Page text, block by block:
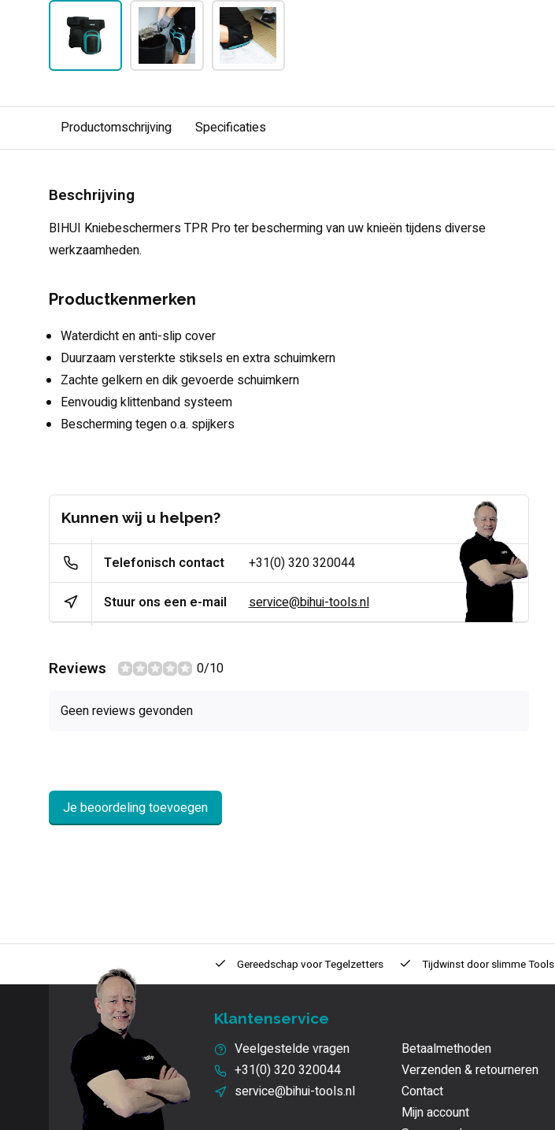
Productomschrijving Specificaties
Beschrijving
BIHUI Kniebeschermers TPR Pro ter bescherming van uw knieën tijdens diverse
werkzaamheden.
Productkenmerken
Waterdicht en anti-slip cover
Duurzaam versterkte stiksels en extra schuimkern
Zachte gelkern en dik gevoerde schuimkern
Eenvoudig klittenband systeem
Bescherming tegen o.a. spijkers
Kunnen wij u helpen?
Telefonisch contact +31(0) 320 320044
Stuur ons een e-mail service@bihui-tools.nl
Reviews 0/10
Geen reviews gevonden
Je beoordeling toevoegen
Innovatie Gereedschap voorTegelzetters Tijdwinst doorslimme Tools
Klantenservice
Veelgestelde vragen
+31(0) 320 320044
service@bihui-tools.nl
Betaalmethoden
Verzenden & retourneren
Contact
Mijn account